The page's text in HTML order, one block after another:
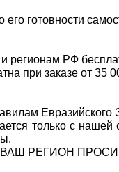
его готовности
РФ
при заказе от 35
только с
РЕГИОН